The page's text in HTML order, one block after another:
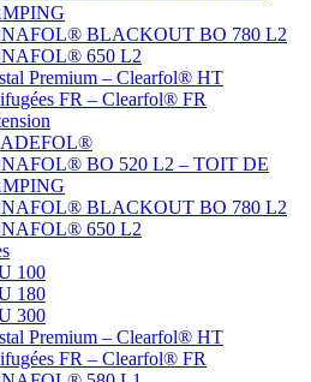
BLACKOUT BO 780 L2
650 L2
Premium – Clearfol® HT
FR – Clearfol® FR
BO 520 L2 – TOIT DE
BLACKOUT BO 780 L2
650 L2
100
180
300
Premium – Clearfol® HT
FR – Clearfol® FR